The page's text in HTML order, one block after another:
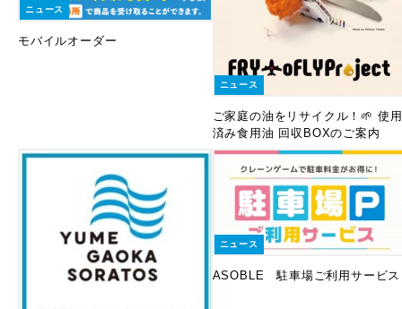
ニュース
モバイルオーダー
ニュース
ご家庭の油をリサイクル！🌱 使用
済み食用油 回収BOXのご案内
ニュース
ASOBLE 駐車場ご利用サービス